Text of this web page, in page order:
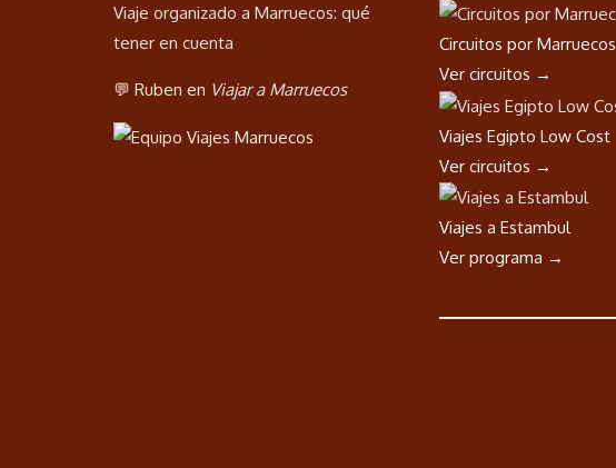
Viaje organizado a Marruecos: qué
tener en cuenta
💬 Ruben en Viajar a Marruecos
Circuitos por Marruecos
Ver circuitos →
Viajes Egipto Low Cost
Ver circuitos →
Viajes a Estambul
Ver programa →